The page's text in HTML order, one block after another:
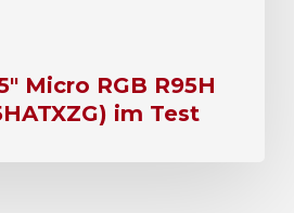
Micro RGB R95H
im Test